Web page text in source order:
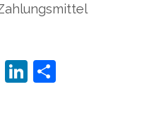
CopyLinkedIn